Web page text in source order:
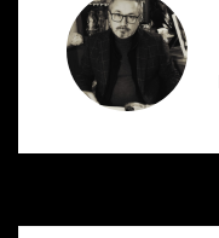
c
s
…
a
z